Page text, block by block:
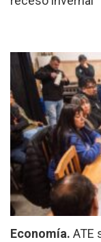
Economía. ATE